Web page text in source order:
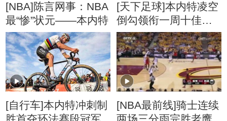
[NBA]陈言网事：NBA
最“惨”状元——本内特
[天下足球]本内特凌空
倒勾领衔一周十佳进
球
[自行车]本内特冲刺制
[NBA最前线]骑士连续